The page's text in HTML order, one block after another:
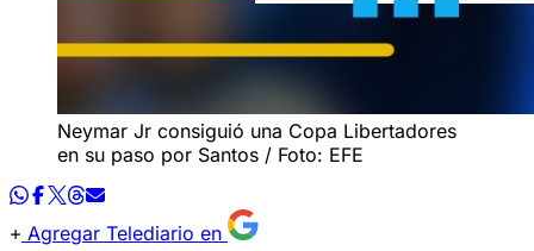
Neymar Jr consiguió una Copa Libertadores
en su paso por Santos / Foto: EFE
Agregar Telediario en